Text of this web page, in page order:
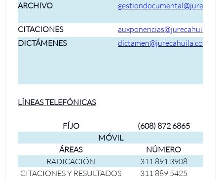
ARCHIVO
CITACIONES
DICTÁMENES
dictamen@jurecahuila.com
LÍNEAS TELEFÓNICAS
FÍJO
(608) 872 6865
MÓVIL
ÁREAS
NÚMERO
RADICACIÓN
311 891 3908
CITACIONES Y RESULTADOS
311 889 5425